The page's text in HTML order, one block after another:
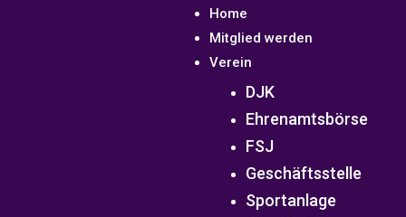
Home
Mitglied werden
Verein
DJK
Ehrenamtsbörse
FSJ
Geschäftsstelle
Sportanlage